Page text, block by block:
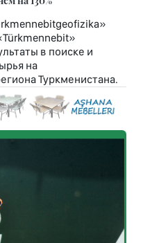
в поиске и
на
Туркменистана.